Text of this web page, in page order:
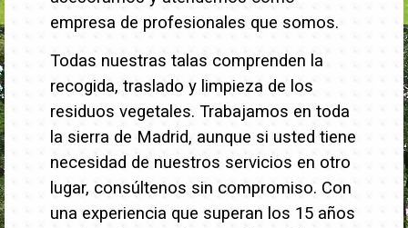
empresa de profesionales que somos.
Todas nuestras talas comprenden la
recogida, traslado y limpieza de los
residuos vegetales. Trabajamos en toda
la sierra de Madrid, aunque si usted tiene
necesidad de nuestros servicios en otro
lugar, consúltenos sin compromiso. Con
una experiencia que superan los 15 años